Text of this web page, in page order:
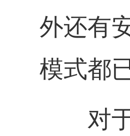
外还有
模式都
对